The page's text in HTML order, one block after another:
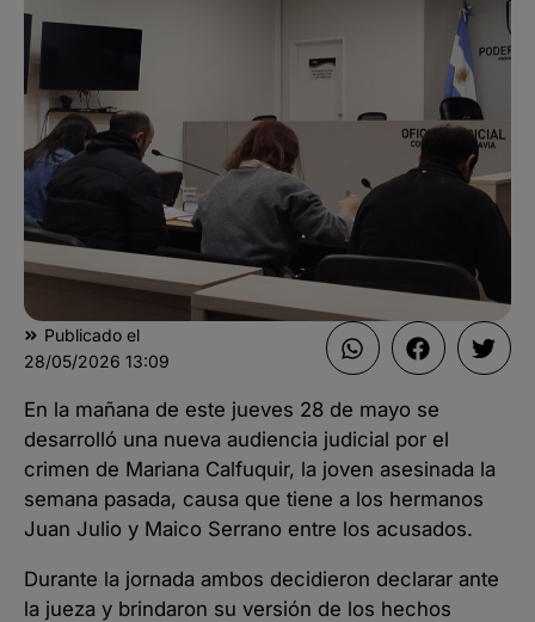
Publicado el
28/05/2026 13:09
En la mañana de este jueves 28 de mayo se
desarrolló una nueva audiencia judicial por el
crimen de Mariana Calfuquir, la joven asesinada la
semana pasada, causa que tiene a los hermanos
Juan Julio y Maico Serrano entre los acusados.
Durante la jornada ambos decidieron declarar ante
la jueza y brindaron su versión de los hechos